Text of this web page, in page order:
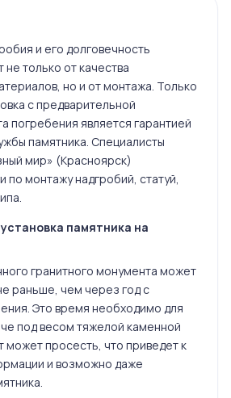
и его долговечность
только от качества
но и от монтажа. Только
с предварительной
погребения является гарантией
памятника. Специалисты
мир» (Красноярск)
по монтажу надгробий, статуй,
памятника на
гранитного монумента может
раньше, чем через год с
Это время необходимо для
под весом тяжелой каменной
может просесть, что приведет к
и возможно даже